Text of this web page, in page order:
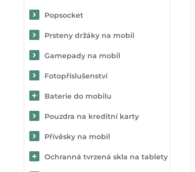
Popsocket
Prsteny držáky na mobil
Gamepady na mobil
Fotopříslušenství
Baterie do mobilu
Pouzdra na kreditní karty
Přívěsky na mobil
Ochranná tvrzená skla na tablety